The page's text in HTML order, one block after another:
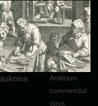
Artificem
commendat
opus